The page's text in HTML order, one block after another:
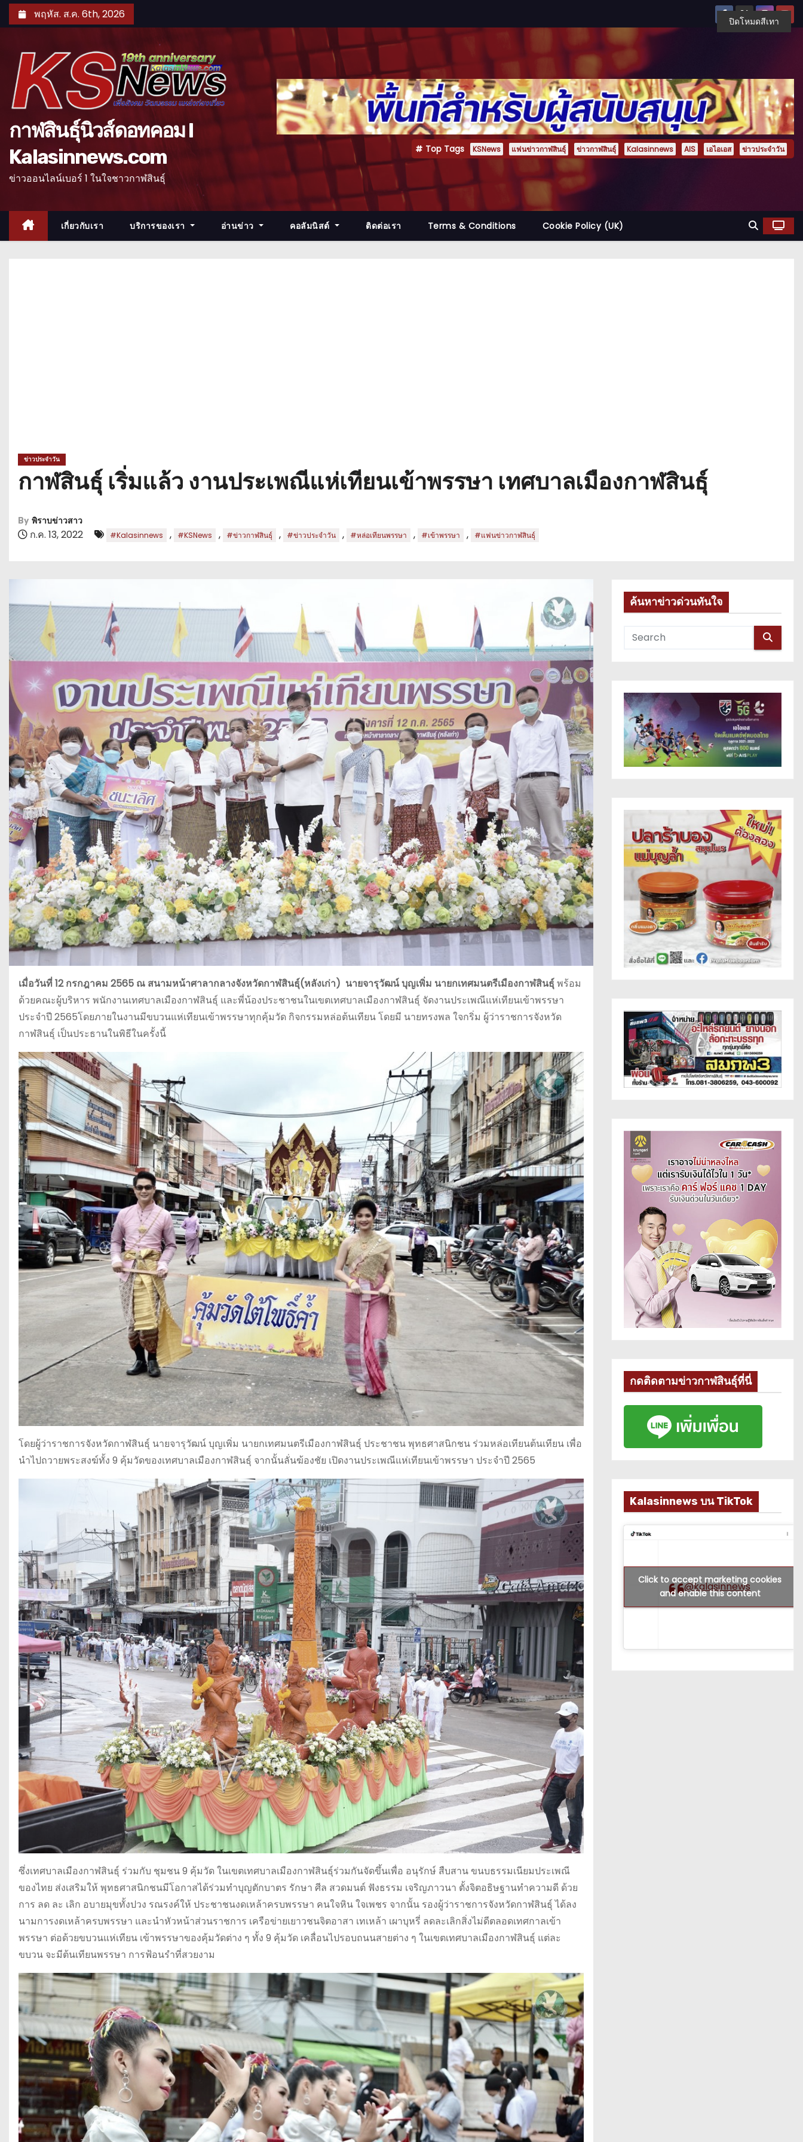
k
t
พฤหัส. ส.ค. 6th, 2026
กาฬสินธุ์นิวส์ดอทคอม l
Kalasinnews.com
ข่าวออนไลน์เบอร์ 1 ในใจชาวกาฬสินธุ์
Top Tags KSNews แฟนข่าวกาฬสินธุ์ ข่าวกาฬสินธุ์ Kalasinnews AIS เอไอเอส ข่าวประจำวัน
เกี่ยวกับเรา บริการของเรา อ่านข่าว คอลัมนิสต์ ติดต่อเรา Terms & Conditions Cookie Policy (UK)
ข่าวประจำวัน
กาฬสินธุ์ เริ่มแล้ว งานประเพณีแห่เทียนเข้าพรรษา เทศบาลเมืองกาฬสินธุ์
By พิราบข่าวสาว
ก.ค. 13, 2022 #Kalasinnews , #KSNews , #ข่าวกาฬสินธุ์ , #ข่าวประจำวัน , #หล่อเทียนพรรษา , #เข้าพรรษา , #แฟนข่าวกาฬสินธุ์
เมื่อวันที่ 12 กรกฎาคม 2565 ณ สนามหน้าศาลากลางจังหวัดกาฬสินธุ์(หลังเก่า) นายจารุวัฒน์ บุญเพิ่ม นายกเทศมนตรีเมืองกาฬสินธุ์พร้อม
ด้วยคณะผู้บริหาร พนักงานเทศบาลเมืองกาฬสินธุ์ และพี่น้องประชาชนในเขตเทศบาลเมืองกาฬสินธุ์ จัดงานประเพณีแห่เทียนเข้าพรรษา
ประจำปี 2565โดยภายในงานมีขบวนแห่เทียนเข้าพรรษาทุกคุ้มวัด กิจกรรมหล่อต้นเทียน โดยมี นายทรงพล ใจกริ่ม ผู้ว่าราชการจังหวัด
กาฬสินธุ์ เป็นประธานในพิธีในครั้งนี้
โดยผู้ว่าราชการจังหวัดกาฬสินธุ์ นายจารุวัฒน์ บุญเพิ่ม นายกเทศมนตรีเมืองกาฬสินธุ์ ประชาชน พุทธศาสนิกชน ร่วมหล่อเทียนต้นเทียน เพื่อ
นำไปถวายพระสงฆ์ทั้ง 9 คุ้มวัดของเทศบาลเมืองกาฬสินธุ์ จากนั้นลั่นฆ้องชัย เปิดงานประเพณีแห่เทียนเข้าพรรษา ประจำปี 2565
ซึ่งเทศบาลเมืองกาฬสินธุ์ ร่วมกับ ชุมชน 9 คุ้มวัด ในเขตเทศบาลเมืองกาฬสินธุ์ร่วมกันจัดขึ้นเพื่อ อนุรักษ์ สืบสาน ขนบธรรมเนียมประเพณี
ของไทย ส่งเสริมให้ พุทธศาสนิกชนมีโอกาสได้ร่วมทำบุญตักบาตร รักษา ศีล สวดมนต์ ฟังธรรม เจริญภาวนา ตั้งจิตอธิษฐานทำความดี ด้วย
การ ลด ละ เลิก อบายมุขทั้งปวง รณรงค์ให้ ประชาชนงดเหล้าครบพรรษา คนใจหิน ใจเพชร จากนั้น รองผู้ว่าราชการจังหวัดกาฬสินธุ์ ได้ลง
นามการงดเหล้าครบพรรษา และนำหัวหน้าส่วนราชการ เครือข่ายเยาวชนจิตอาสา เทเหล้า เผาบุหรี่ ลดละเลิกสิ่งไม่ดีตลอดเทศกาลเข้า
พรรษา ต่อด้วยขบวนแห่เทียน เข้าพรรษาของคุ้มวัดต่าง ๆ ทั้ง 9 คุ้มวัด เคลื่อนไปรอบถนนสายต่าง ๆ ในเขตเทศบาลเมืองกาฬสินธุ์ แต่ละ
ขบวน จะมีต้นเทียนพรรษา การฟ้อนรำที่สวยงาม
ค้นหาข่าวด่วนทันใจ
กดติดตามข่าวกาฬสินธุ์ที่นี่
Kalasinnews บน TikTok
@kalasinnews
Click to accept marketing cookies
and enable this content
ปิดโหมดสีเทา